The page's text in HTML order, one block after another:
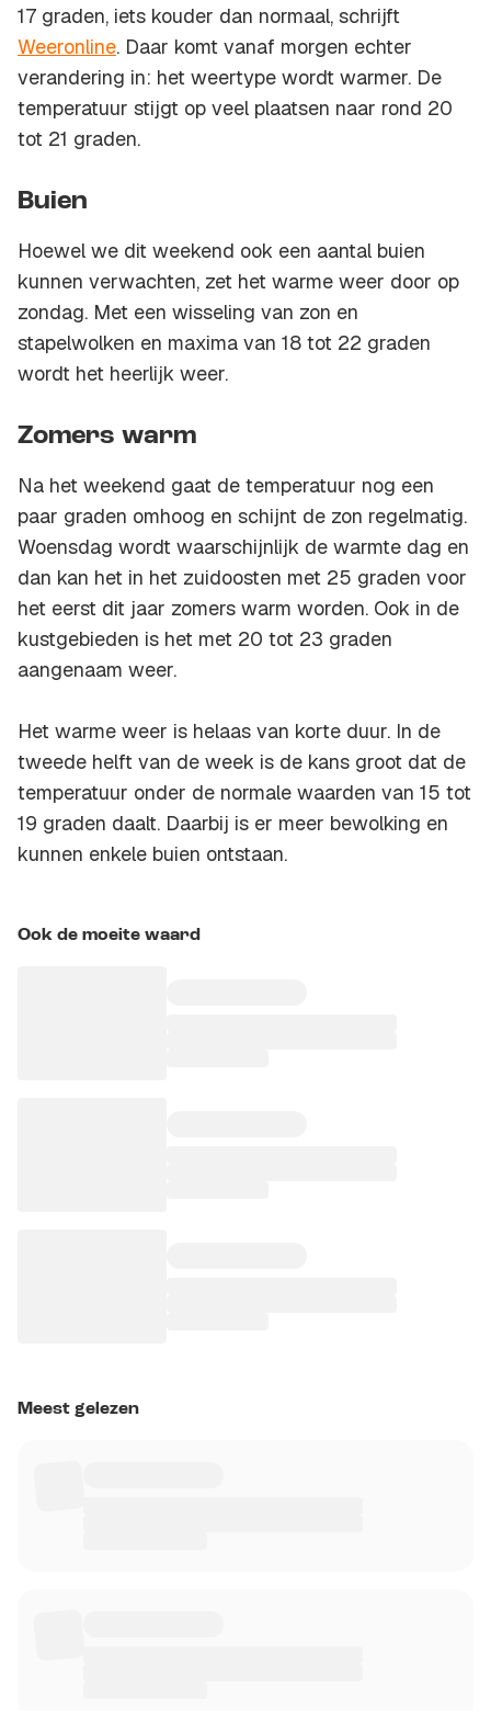
17 graden, iets kouder dan normaal, schrijft
Weeronline. Daar komt vanaf morgen echter
verandering in: het weertype wordt warmer. De
temperatuur stijgt op veel plaatsen naar rond 20
tot 21 graden.
Buien
Hoewel we dit weekend ook een aantal buien
kunnen verwachten, zet het warme weer door op
zondag. Met een wisseling van zon en
stapelwolken en maxima van 18 tot 22 graden
wordt het heerlijk weer.
Zomers warm
Na het weekend gaat de temperatuur nog een
paar graden omhoog en schijnt de zon regelmatig.
Woensdag wordt waarschijnlijk de warmte dag en
dan kan het in het zuidoosten met 25 graden voor
het eerst dit jaar zomers warm worden. Ook in de
kustgebieden is het met 20 tot 23 graden
aangenaam weer.
Het warme weer is helaas van korte duur. In de
tweede helft van de week is de kans groot dat de
temperatuur onder de normale waarden van 15 tot
19 graden daalt. Daarbij is er meer bewolking en
kunnen enkele buien ontstaan.
Ook de moeite waard
Meest gelezen